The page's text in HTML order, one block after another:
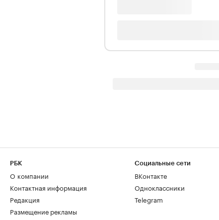
РБК
О компании
Контактная информация
Редакция
Размещение рекламы
Социальные сети
ВКонтакте
Одноклассники
Telegram